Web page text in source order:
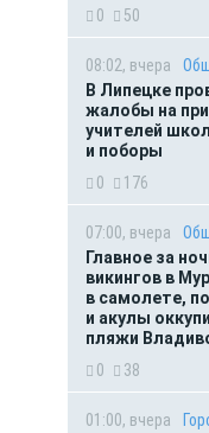
0
50
08:02, вчера
В Липецке
жалобы на
учителей
и поборы
0
176
07:00, вчера
Главное за
викингов в
в самолете,
и акулы
пляжи
0
38
01:00, вчера